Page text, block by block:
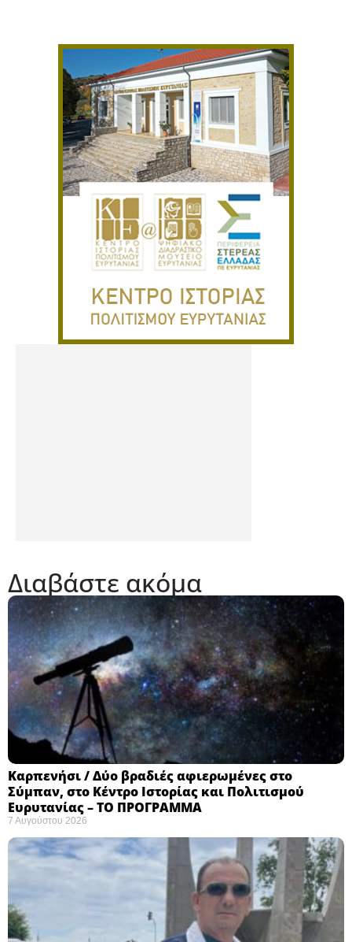
Διαβάστε ακόμα
Καρπενήσι / Δύο βραδιές αφιερωμένες στο
Σύμπαν, στο Κέντρο Ιστορίας και Πολιτισμού
Ευρυτανίας – ΤΟ ΠΡΟΓΡΑΜΜΑ
7 Αυγούστου 2026